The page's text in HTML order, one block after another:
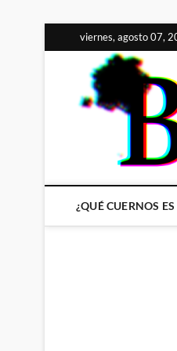
al
contenido
viernes, agosto 07,
¿QUÉ CUERNOS